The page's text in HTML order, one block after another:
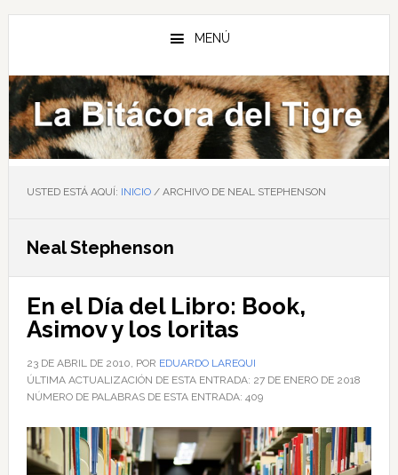
Saltar
principal
Saltar
barra
lateral
principal
Saltar
de
página
MENÚ
USTED ESTÁ AQUÍ: INICIO /ARCHIVO DE NEAL STEPHENSON
Neal Stephenson
En el Día del Libro: Book,
Asimov y los loritas
23 DE ABRIL DE 2010, POR EDUARDO LAREQUI
ÚLTIMA ACTUALIZACIÓN DE ESTA ENTRADA: 27 DE ENERO DE 2018
NÚMERO DE PALABRAS DE ESTA ENTRADA: 409